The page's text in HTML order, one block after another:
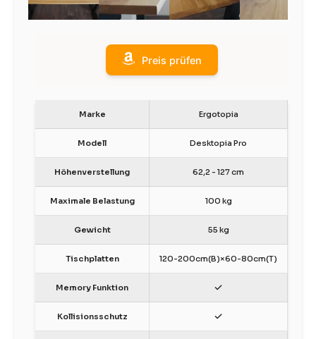
Preis prüfen
Marke Ergotopia
Modell Desktopia Pro
Höhenverstellung 62,2 - 127 cm
Maximale Belastung 100 kg
Gewicht 55 kg
Tischplatten 120-200cm(B)×60-80cm(T)
Memory Funktion
Kollisionsschutz